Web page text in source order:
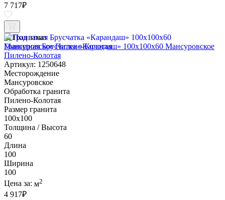
7 717₽
Под заказ
Гранитная Брусчатка «Карандаш» 100х100x60 Мансуровское
Пилено-Колотая
Артикул: 1250648
Месторождение
Мансуровское
Обработка гранита
Пилено-Колотая
Размер гранита
100х100
Толщина / Высота
60
Длина
100
Ширина
100
Цена за: м2
4 917₽